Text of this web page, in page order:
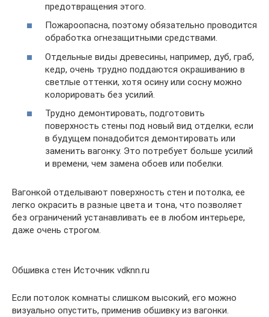
предотвращения этого.
Пожароопасна, поэтому обязательно проводится
обработка огнезащитными средствами.
Отдельные виды древесины, например, дуб, граб,
кедр, очень трудно поддаются окрашиванию в
светлые оттенки, хотя осину или сосну можно
колорировать без усилий.
Трудно демонтировать, подготовить
поверхность стены под новый вид отделки, если
в будущем понадобится демонтировать или
заменить вагонку. Это потребует больше усилий
и времени, чем замена обоев или побелки.
Вагонкой отделывают поверхность стен и потолка, ее
легко окрасить в разные цвета и тона, что позволяет
без ограничений устанавливать ее в любом интерьере,
даже очень строгом.
Обшивка стен Источник vdknn.ru
Если потолок комнаты слишком высокий, его можно
визуально опустить, применив обшивку из вагонки.